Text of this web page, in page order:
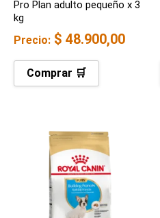
Pro Plan adulto pequeño x 3
kg
Precio: $ 48.900,00
Comprar 🛒